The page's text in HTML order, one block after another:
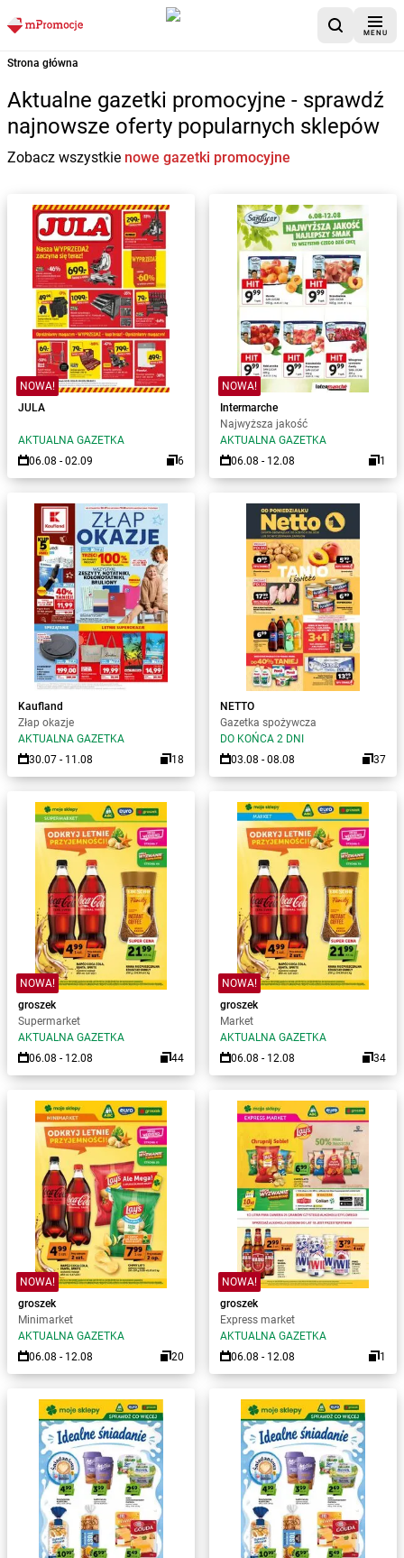
MENU
Strona główna
Aktualne gazetki promocyjne - sprawdź
najnowsze oferty popularnych sklepów
Zobacz wszystkie nowe gazetki promocyjne
NOWA!
JULA
AKTUALNA GAZETKA
06.08 - 02.09
6
NOWA!
Intermarche
Najwyższa jakość
AKTUALNA GAZETKA
06.08 - 12.08
1
Kaufland
Złap okazje
AKTUALNA GAZETKA
30.07 - 11.08
18
NETTO
Gazetka spożywcza
DO KOŃCA 2 DNI
03.08 - 08.08
37
NOWA!
groszek
Supermarket
AKTUALNA GAZETKA
06.08 - 12.08
44
NOWA!
groszek
Market
AKTUALNA GAZETKA
06.08 - 12.08
34
NOWA!
groszek
Minimarket
AKTUALNA GAZETKA
06.08 - 12.08
20
NOWA!
groszek
Express market
AKTUALNA GAZETKA
06.08 - 12.08
1